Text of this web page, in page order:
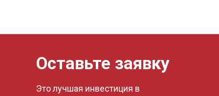
Оставьте заявку
Это лучшая инвестиция в